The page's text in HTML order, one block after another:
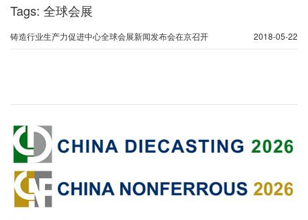
Tags: 全球会展
2018-05-22
铸造行业生产力促进中心全球会展新闻发布会在京召开